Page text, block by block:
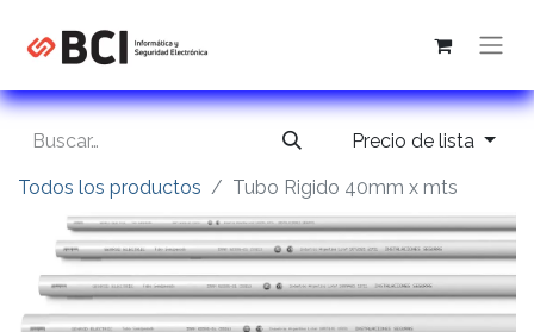
Precio de lista
Todos los productos Tubo Rigido 40mm x mts